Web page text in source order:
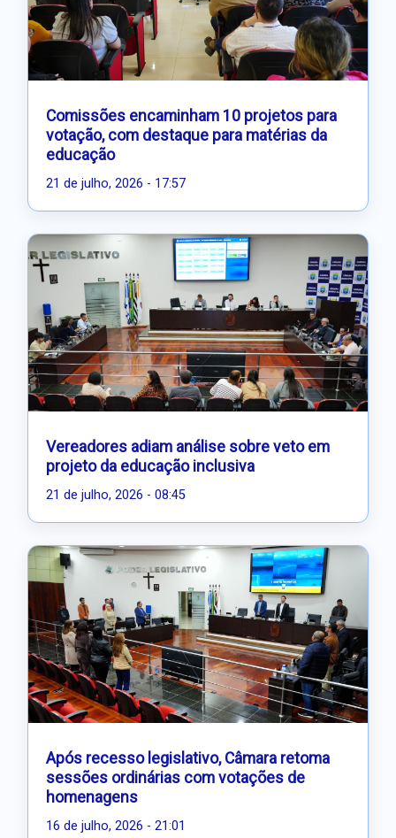
Comissões encaminham 10 projetos para
votação, com destaque para matérias da
educação
21 de julho, 2026 - 17:57
Vereadores adiam análise sobre veto em
projeto da educação inclusiva
21 de julho, 2026 - 08:45
Após recesso legislativo, Câmara retoma
sessões ordinárias com votações de
homenagens
16 de julho, 2026 - 21:01